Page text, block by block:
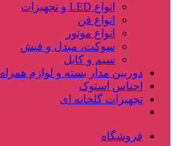
انواع LED و تجهیزات
انواع فن
انواع موتور
سوکت، مبدل و فیش
سیم و کابل
دوربین مدار بسته و لوازم همراه
اجناس استوک
تجهیزات گلخانه ای
فروشگاه